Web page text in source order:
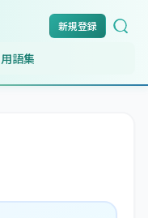
新規登録
用語集